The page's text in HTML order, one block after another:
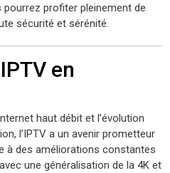
profiter pleinement de
sécurité et sérénité.
en
haut débit et l’évolution
l’IPTV a un avenir prometteur
à des améliorations constantes
une généralisation de la 4K et